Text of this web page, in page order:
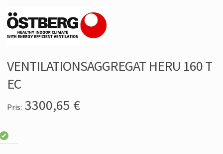
VENTILATIONSAGGREGAT HERU 160 T
EC
Pris: 3300,65 €